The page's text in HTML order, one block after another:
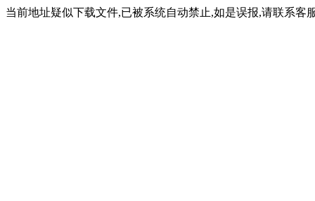
当前地址疑似下载文件,已被系统自动禁止,如是误报,请联系客